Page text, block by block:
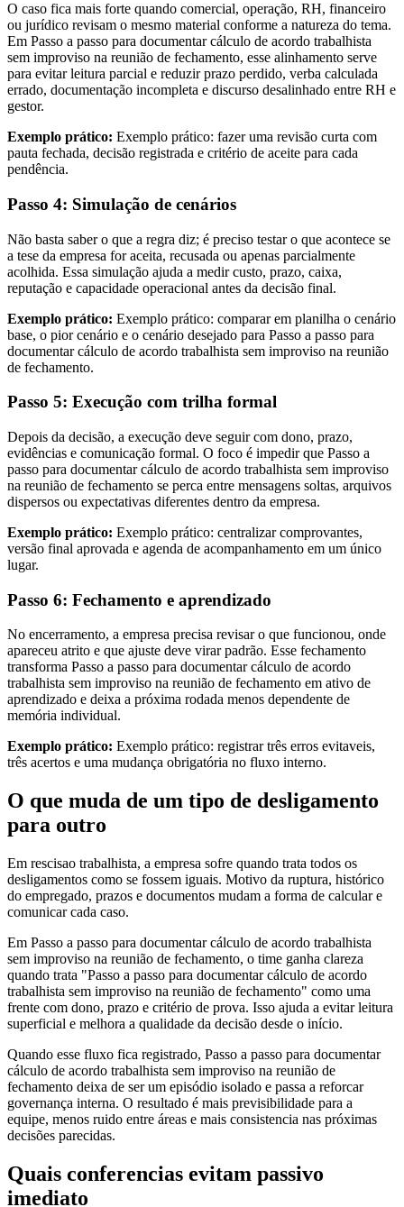
O caso fica mais forte quando comercial, operação, RH, financeiro
ou jurídico revisam o mesmo material conforme a natureza do tema.
Em Passo a passo para documentar cálculo de acordo trabalhista
sem improviso na reunião de fechamento, esse alinhamento serve
para evitar leitura parcial e reduzir prazo perdido, verba calculada
errado, documentação incompleta e discurso desalinhado entre RH e
gestor.
Exemplo prático: Exemplo prático: fazer uma revisão curta com
pauta fechada, decisão registrada e critério de aceite para cada
pendência.
Passo 4: Simulação de cenários
Não basta saber o que a regra diz; é preciso testar o que acontece se
a tese da empresa for aceita, recusada ou apenas parcialmente
acolhida. Essa simulação ajuda a medir custo, prazo, caixa,
reputação e capacidade operacional antes da decisão final.
Exemplo prático: Exemplo prático: comparar em planilha o cenário
base, o pior cenário e o cenário desejado para Passo a passo para
documentar cálculo de acordo trabalhista sem improviso na reunião
de fechamento.
Passo 5: Execução com trilha formal
Depois da decisão, a execução deve seguir com dono, prazo,
evidências e comunicação formal. O foco é impedir que Passo a
passo para documentar cálculo de acordo trabalhista sem improviso
na reunião de fechamento se perca entre mensagens soltas, arquivos
dispersos ou expectativas diferentes dentro da empresa.
Exemplo prático: Exemplo prático: centralizar comprovantes,
versão final aprovada e agenda de acompanhamento em um único
lugar.
Passo 6: Fechamento e aprendizado
No encerramento, a empresa precisa revisar o que funcionou, onde
apareceu atrito e que ajuste deve virar padrão. Esse fechamento
transforma Passo a passo para documentar cálculo de acordo
trabalhista sem improviso na reunião de fechamento em ativo de
aprendizado e deixa a próxima rodada menos dependente de
memória individual.
Exemplo prático: Exemplo prático: registrar três erros evitaveis,
três acertos e uma mudança obrigatória no fluxo interno.
O que muda de um tipo de desligamento
para outro
Em rescisao trabalhista, a empresa sofre quando trata todos os
desligamentos como se fossem iguais. Motivo da ruptura, histórico
do empregado, prazos e documentos mudam a forma de calcular e
comunicar cada caso.
Em Passo a passo para documentar cálculo de acordo trabalhista
sem improviso na reunião de fechamento, o time ganha clareza
quando trata "Passo a passo para documentar cálculo de acordo
trabalhista sem improviso na reunião de fechamento" como uma
frente com dono, prazo e critério de prova. Isso ajuda a evitar leitura
superficial e melhora a qualidade da decisão desde o início.
Quando esse fluxo fica registrado, Passo a passo para documentar
cálculo de acordo trabalhista sem improviso na reunião de
fechamento deixa de ser um episódio isolado e passa a reforcar
governança interna. O resultado é mais previsibilidade para a
equipe, menos ruido entre áreas e mais consistencia nas próximas
decisões parecidas.
Quais conferencias evitam passivo
imediato